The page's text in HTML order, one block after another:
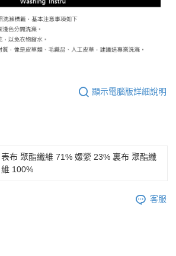
顯示電腦版詳細說明
表布 聚酯纖維 71% 嫘縈 23% 裏布 聚酯纖
維 100%
客服